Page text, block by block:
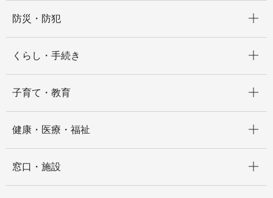
防災・防犯
くらし・手続き
子育て・教育
健康・医療・福祉
窓口・施設